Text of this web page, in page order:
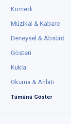
Komedi
Müzikal & Kabare
Deneysel & Absürd
Gösteri
Kukla
Okuma & Anlatı
Tümünü Göster